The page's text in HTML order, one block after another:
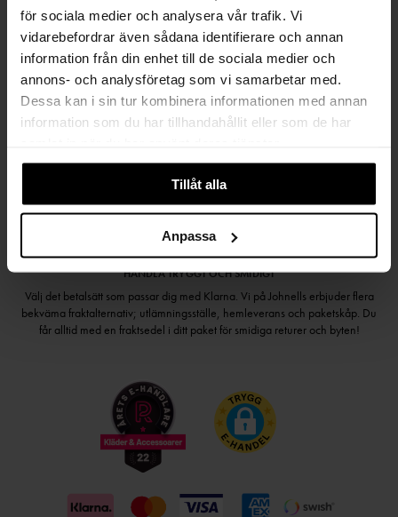
för sociala medier och analysera vår trafik. Vi
vidarebefordrar även sådana identifierare och annan
information från din enhet till de sociala medier och
annons- och analysföretag som vi samarbetar med.
Dessa kan i sin tur kombinera informationen med annan
information som du har tillhandahållit eller som de har
Tillåt alla
Anpassa
Håll dig uppdaterad
PRENUMERERA PÅ VÅRT NYHETSBREV
PRENUMERERA
HANDLA TRYGGT OCH SMIDIGT
Välj det betalsätt som passar dig med Klarna. Vi på Johnells erbjuder flera
bekväma fraktalternativ; utlämningsställe, hemleverans och paketskåp. Du
får alltid med en fraktsedel i ditt paket för smidiga returer och byten!